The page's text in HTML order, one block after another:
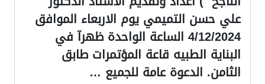
علي حسن التميمي يوم الاربعاء الموافق
4/12/2024 الساعة الواحدة ظهرآ في
البناية الطبيه قاعة المؤتمرات طابق
الثامن. الدعوة عامة للجميع …